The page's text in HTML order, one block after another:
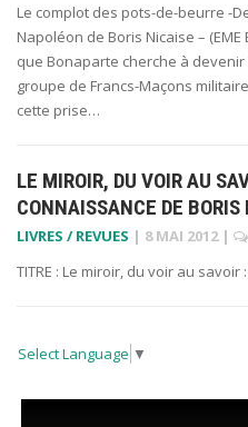
Le complot des pots-de-beurre -
Napoléon de Boris Nicaise – (EME
que Bonaparte cherche à
groupe de Francs-Maçons
cette prise…
LE MIROIR, DU VOIR AU
CONNAISSANCE DE BORIS
LIVRES / REVUES | 8 MAI 2012 |
TITRE : Le miroir, du voir au
Select Language ▼